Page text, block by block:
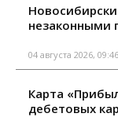
незаконными
04 августа 2026, 09:46
Карта
дебетовых